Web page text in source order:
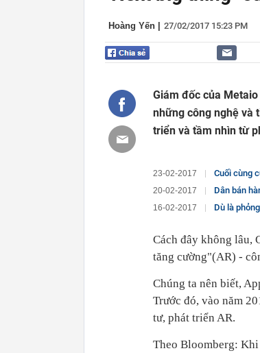
Hoàng Yến 27/02/2017 15:23 PM
Giám đốc của
những công nghệ và
triển và tầm nhìn từ
23-02-2017 Cuối cùng
20-02-2017 Dân bán
16-02-2017 Dù là phỏng
Cách đây không lâu,
tăng cường"(AR) -
Chúng ta nên biết,
Trước đó, vào năm
tư, phát triển AR.
Theo Bloomberg: